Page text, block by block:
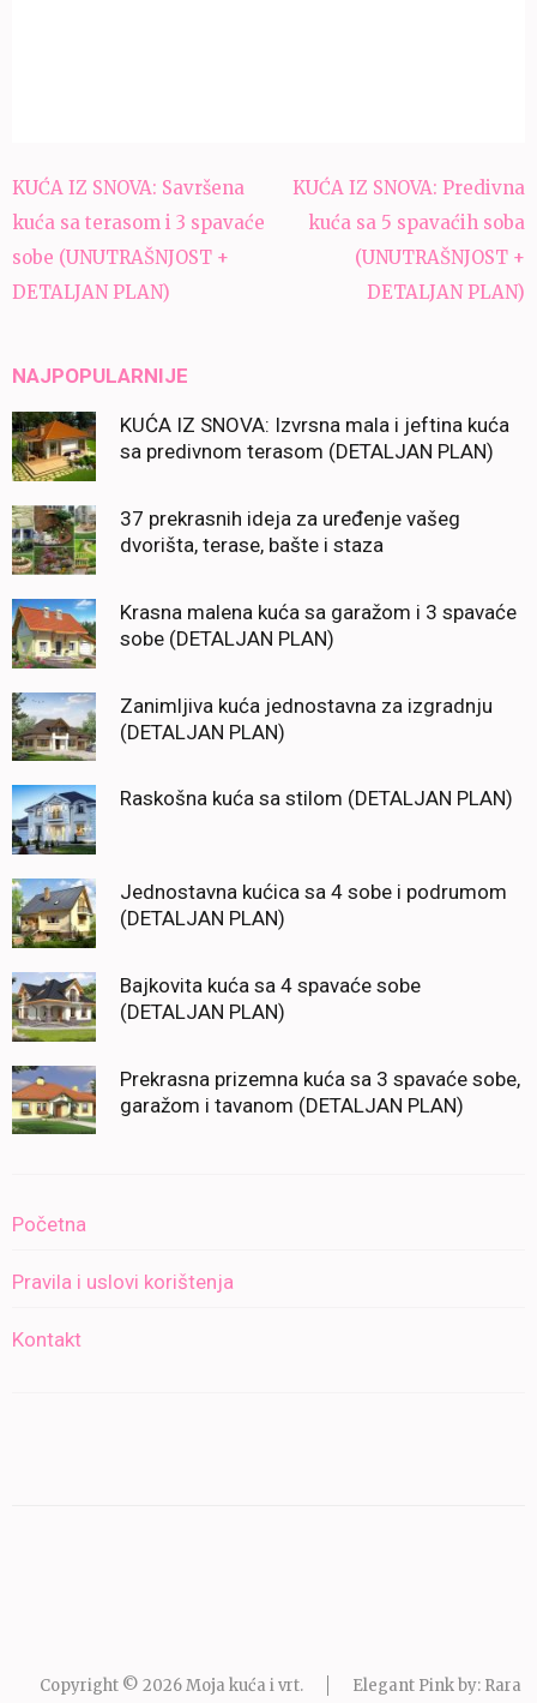
Navigacija
članaka
KUĆA IZ SNOVA: Savršena
kuća sa terasom i 3 spavaće
sobe (UNUTRAŠNJOST +
DETALJAN PLAN)
KUĆA IZ SNOVA: Predivna
kuća sa 5 spavaćih soba
(UNUTRAŠNJOST +
DETALJAN PLAN)
NAJPOPULARNIJE
KUĆA IZ SNOVA: Izvrsna mala i jeftina kuća
sa predivnom terasom (DETALJAN PLAN)
37 prekrasnih ideja za uređenje vašeg
dvorišta, terase, bašte i staza
Krasna malena kuća sa garažom i 3 spavaće
sobe (DETALJAN PLAN)
Zanimljiva kuća jednostavna za izgradnju
(DETALJAN PLAN)
Raskošna kuća sa stilom (DETALJAN PLAN)
Jednostavna kućica sa 4 sobe i podrumom
(DETALJAN PLAN)
Bajkovita kuća sa 4 spavaće sobe
(DETALJAN PLAN)
Prekrasna prizemna kuća sa 3 spavaće sobe,
garažom i tavanom (DETALJAN PLAN)
Početna
Pravila i uslovi korištenja
Kontakt
Copyright © 2026Moja kuća i vrt. Elegant Pink by: Rara